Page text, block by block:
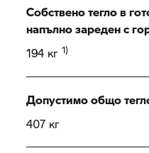
Собствено тегло в
напълно зареден с
194 кг1)
Допустимо общо
407 кг